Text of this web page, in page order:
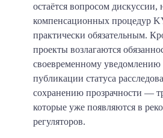
остаётся вопросом дискуссии,
компенсационных процедур
практически обязательным.
проекты возлагаются
своевременному уведомлению
публикации статуса
сохранению прозрачности —
которые уже появляются в
регуляторов.